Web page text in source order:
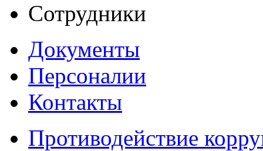
Сотрудники
Документы
Персоналии
Контакты
Противодействие